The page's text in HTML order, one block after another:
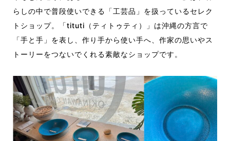
らしの中で普段使いできる「工芸品」を扱っているセレク
トショップ。「tituti（ティトゥティ）」は沖縄の方言で
「手と手」を表し、作り手から使い手へ、作家の思いやス
トーリーをつないでくれる素敵なショップです。